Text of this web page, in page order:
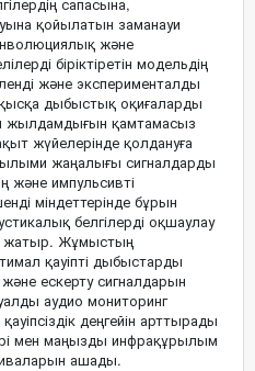
қойылатын заманауи
және
біріктіретін модельдің
және эксперименталды
дыбыстық оқиғаларды
жылдамдығын қамтамасыз
жүйелерінде қолдануға
жаңалығы сигналдарды
және импульсивті
міндеттерінде бұрын
белгілерді оқшаулау
жатыр. Жұмыстың
қауіпті дыбыстарды
ескерту сигналдарын
аудио мониторинг
деңгейін арттырады
мен маңызды инфрақұрылым
ашады.